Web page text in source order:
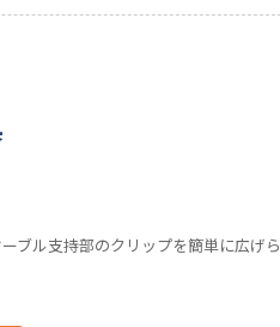
ブル支持部のクリップを簡単に広げら